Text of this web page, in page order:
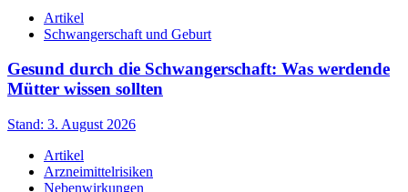
Artikel
Schwangerschaft und Geburt
Gesund durch die Schwangerschaft: Was werdende
Mütter wissen sollten
Stand: 3. August 2026
Artikel
Arzneimittelrisiken
Nebenwirkungen